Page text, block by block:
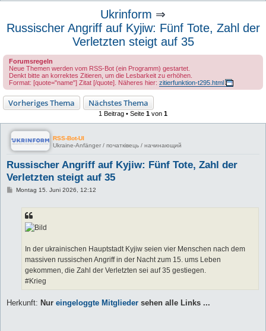
Ukrinform ⇒
Russischer Angriff auf Kyjiw: Fünf Tote, Zahl der
Verletzten steigt auf 35
Forumsregeln
Neue Themen werden vom RSS-Bot (ein Programm) gestartet.
Denkt bitte an korrektes Zitieren, um die Lesbarkeit zu erhöhen.
Format: [quote="name"] Zitat [/quote]. Näheres hier: zitierfunktion-t295.html
Vorheriges Thema Nächstes Thema
1 Beitrag • Seite 1 von 1
RSS-Bot-UI
Ukraine-Anfänger / початківець / начинающий
Russischer Angriff auf Kyjiw: Fünf Tote, Zahl der
Verletzten steigt auf 35
BMontag 15. Juni 2026, 12:12
In der ukrainischen Hauptstadt Kyjiw seien vier Menschen nach dem
massiven russischen Angriff in der Nacht zum 15. ums Leben
gekommen, die Zahl der Verletzten sei auf 35 gestiegen.
#Krieg
Herkunft: Nur eingeloggte Mitglieder sehen alle Links ...